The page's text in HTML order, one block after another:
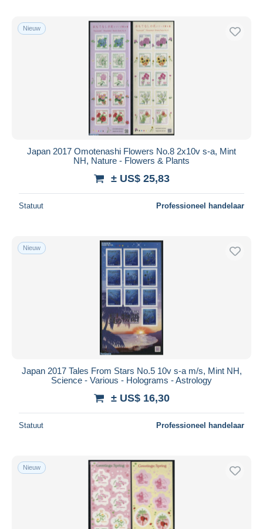
Nieuw
Japan 2017 Omotenashi Flowers No.8 2x10v s-a, Mint
NH, Nature - Flowers & Plants
± US$ 25,83
Statuut Professioneel handelaar
Nieuw
Japan 2017 Tales From Stars No.5 10v s-a m/s, Mint NH,
Science - Various - Holograms - Astrology
± US$ 16,30
Statuut Professioneel handelaar
Nieuw